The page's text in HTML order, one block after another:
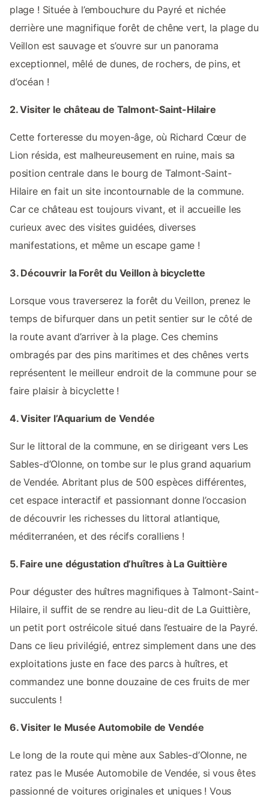
plage ! Située à l’embouchure du Payré et nichée
derrière une magnifique forêt de chêne vert, la plage du
Veillon est sauvage et s’ouvre sur un panorama
exceptionnel, mêlé de dunes, de rochers, de pins, et
d’océan !
2. Visiter le château de Talmont-Saint-Hilaire
Cette forteresse du moyen-âge, où Richard Cœur de
Lion résida, est malheureusement en ruine, mais sa
position centrale dans le bourg de Talmont-Saint-
Hilaire en fait un site incontournable de la commune.
Car ce château est toujours vivant, et il accueille les
curieux avec des visites guidées, diverses
manifestations, et même un escape game !
3. Découvrir la Forêt du Veillon à bicyclette
Lorsque vous traverserez la forêt du Veillon, prenez le
temps de bifurquer dans un petit sentier sur le côté de
la route avant d’arriver à la plage. Ces chemins
ombragés par des pins maritimes et des chênes verts
représentent le meilleur endroit de la commune pour se
faire plaisir à bicyclette !
4. Visiter l’Aquarium de Vendée
Sur le littoral de la commune, en se dirigeant vers Les
Sables-d’Olonne, on tombe sur le plus grand aquarium
de Vendée. Abritant plus de 500 espèces différentes,
cet espace interactif et passionnant donne l’occasion
de découvrir les richesses du littoral atlantique,
méditerranéen, et des récifs coralliens !
5. Faire une dégustation d’huîtres à La Guittière
Pour déguster des huîtres magnifiques à Talmont-Saint-
Hilaire, il suffit de se rendre au lieu-dit de La Guittière,
un petit port ostréicole situé dans l’estuaire de la Payré.
Dans ce lieu privilégié, entrez simplement dans une des
exploitations juste en face des parcs à huîtres, et
commandez une bonne douzaine de ces fruits de mer
succulents !
6. Visiter le Musée Automobile de Vendée
Le long de la route qui mène aux Sables-d’Olonne, ne
ratez pas le Musée Automobile de Vendée, si vous êtes
passionné de voitures originales et uniques ! Vous